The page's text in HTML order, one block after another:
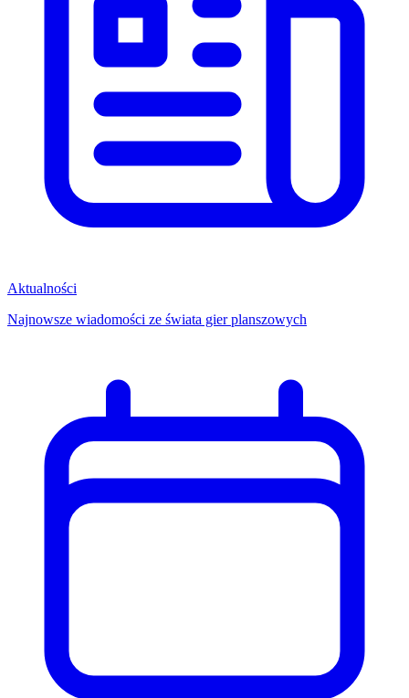
Aktualności
Najnowsze wiadomości ze świata gier planszowych